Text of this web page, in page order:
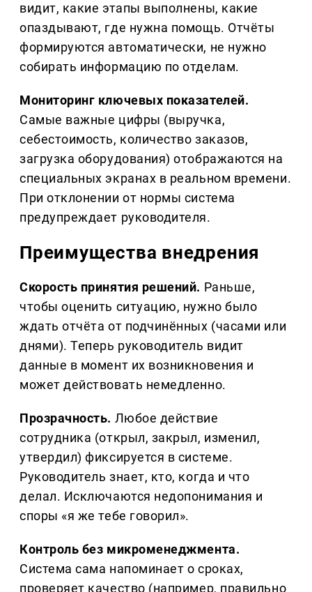
видит, какие этапы выполнены, какие
опаздывают, где нужна помощь. Отчёты
формируются автоматически, не нужно
собирать информацию по отделам.
Мониторинг ключевых показателей.
Самые важные цифры (выручка,
себестоимость, количество заказов,
загрузка оборудования) отображаются на
специальных экранах в реальном времени.
При отклонении от нормы система
предупреждает руководителя.
Преимущества внедрения
Скорость принятия решений. Раньше,
чтобы оценить ситуацию, нужно было
ждать отчёта от подчинённых (часами или
днями). Теперь руководитель видит
данные в момент их возникновения и
может действовать немедленно.
Прозрачность. Любое действие
сотрудника (открыл, закрыл, изменил,
утвердил) фиксируется в системе.
Руководитель знает, кто, когда и что
делал. Исключаются недопонимания и
споры «я же тебе говорил».
Контроль без микроменеджмента.
Система сама напоминает о сроках,
проверяет качество (например, правильно